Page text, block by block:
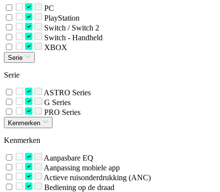
PC
PlayStation
Switch / Switch 2
Switch - Handheld
XBOX
Serie
Serie
ASTRO Series
G Series
PRO Series
Kenmerken
Kenmerken
Aanpasbare EQ
Aanpassing mobiele app
Actieve ruisonderdrukking (ANC)
Bediening op de draad